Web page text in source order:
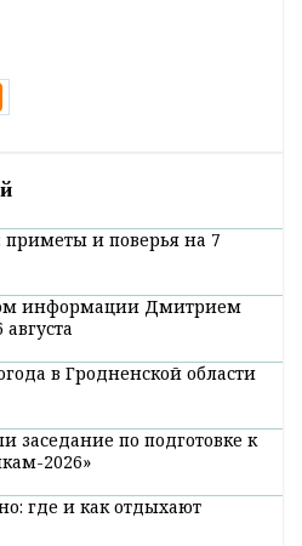
и поверья на 7
информации Дмитрием
в Гродненской области
заседание по подготовке к
2026»
где и как отдыхают